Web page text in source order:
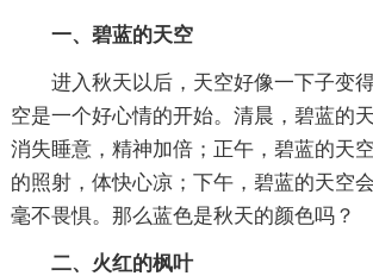
一、碧蓝的天空
进入秋天以后，天空好像一下子变
空是一个好心情的开始。清晨，碧蓝的
消失睡意，精神加倍；正午，碧蓝的天
的照射，体快心凉；下午，碧蓝的天空
毫不畏惧。那么蓝色是秋天的颜色吗？
二、火红的枫叶